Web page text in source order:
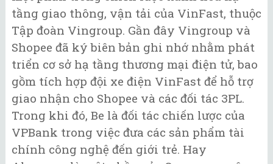
tầng giao thông, vận tải của VinFast, thuộc
Tập đoàn Vingroup. Gần đây Vingroup và
Shopee đã ký biên bản ghi nhớ nhằm phát
triển cơ sở hạ tầng thương mại điện tử, bao
gồm tích hợp đội xe điện VinFast để hỗ trợ
giao nhận cho Shopee và các đối tác 3PL.
Trong khi đó, Be là đối tác chiến lược của
VPBank trong việc đưa các sản phẩm tài
chính công nghệ đến giới trẻ. Hay